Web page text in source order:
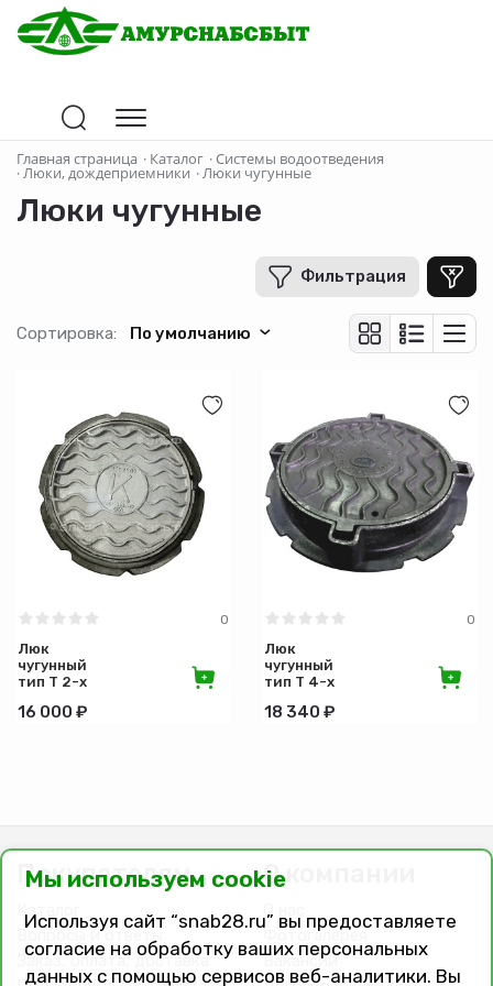
Главная страница · Каталог ·Системы водоотведения
·Люки, дождеприемники ·Люки чугунные
Люки чугунные
Фильтрация
В рублях
Сортировка: По умолчанию
0
Люк
чугунный
тип Т 2-х
250кН
16 000 ₽
0
Люк
чугунный
тип Т 4-х
250кН
18 340 ₽
Покупателям
Каталог
Вопросы и ответы
Заказ, оплата, доставка
О компании
О нас
Фотогалерея
Вакансии
Мы используем cookie
Используя сайт “snab28.ru” вы предоставляете
согласие на обработку ваших персональных
данных с помощью сервисов веб-аналитики. Вы